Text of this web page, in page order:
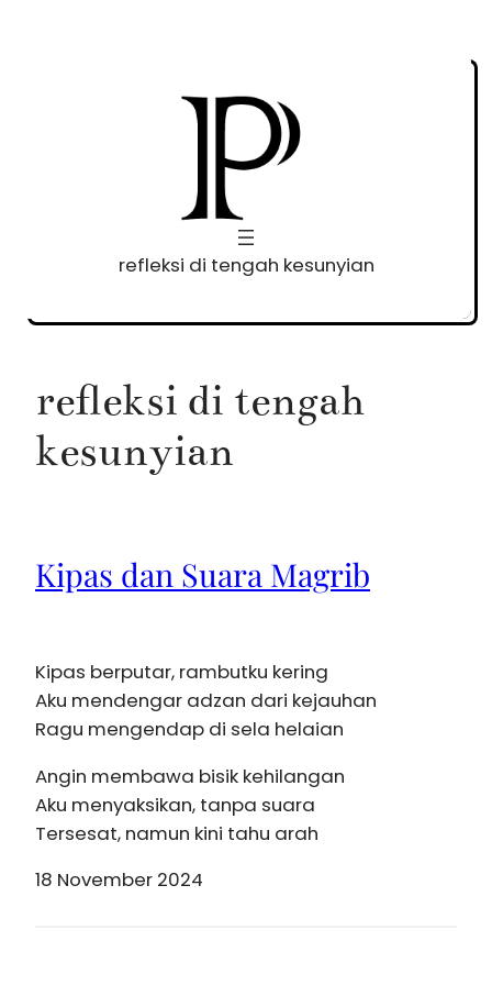
refleksi di tengah kesunyian
refleksi di tengah
kesunyian
Kipas dan Suara Magrib
Kipas berputar, rambutku kering
Aku mendengar adzan dari kejauhan
Ragu mengendap di sela helaian
Angin membawa bisik kehilangan
Aku menyaksikan, tanpa suara
Tersesat, namun kini tahu arah
18 November 2024